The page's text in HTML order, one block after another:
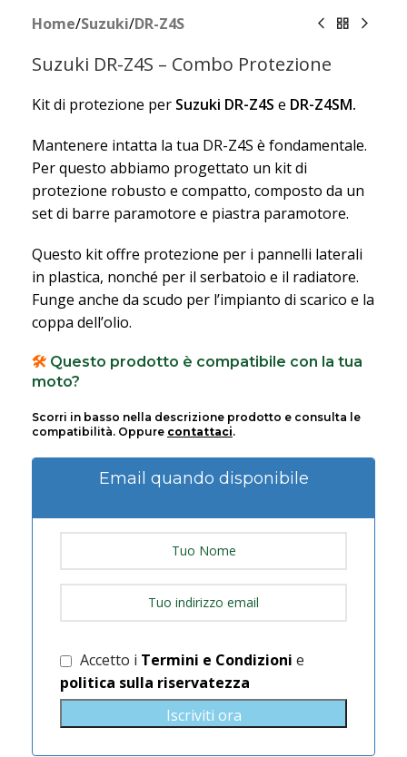
Home/Suzuki/DR-Z4S
Suzuki DR-Z4S – Combo Protezione
Kit di protezione per Suzuki DR-Z4S e DR-Z4SM.
Mantenere intatta la tua DR-Z4S è fondamentale.
Per questo abbiamo progettato un kit di
protezione robusto e compatto, composto da un
set di barre paramotore e piastra paramotore.
Questo kit offre protezione per i pannelli laterali
in plastica, nonché per il serbatoio e il radiatore.
Funge anche da scudo per l’impianto di scarico e la
coppa dell’olio.
🛠️ Questo prodotto è compatibile con la tua
moto?
Scorri in basso nella descrizione prodotto e consulta le
compatibilità. Oppure contattaci.
Email quando disponibile
Accetto i Termini e Condizioni e
politica sulla riservatezza
Iscriviti ora